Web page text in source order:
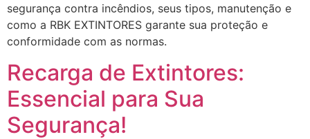
segurança contra incêndios, seus tipos, manutenção e
como a RBK EXTINTORES garante sua proteção e
conformidade com as normas.
Recarga de Extintores:
Essencial para Sua
Segurança!